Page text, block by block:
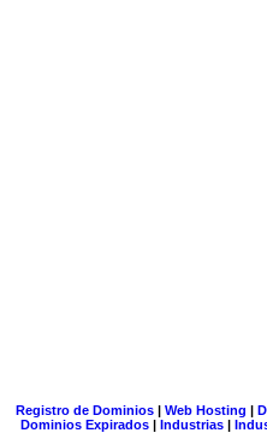
Registro de Dominios| Web Hosting |
Dominios Expirados | Industrias |